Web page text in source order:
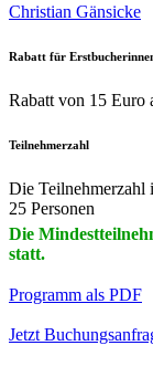
Christian Gänsicke
Rabatt für
Rabatt von 15 Euro
Teilnehmerzahl
Die Teilnehmerzahl
25 Personen
Die
statt.
Programm als PDF
Jetzt